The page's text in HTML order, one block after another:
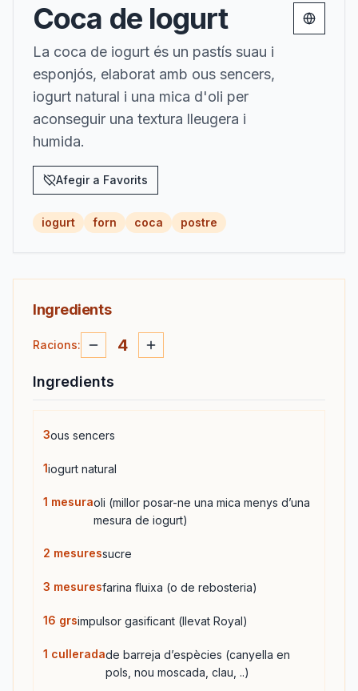
Coca de Iogurt
La coca de iogurt és un pastís suau i
esponjós, elaborat amb ous sencers,
iogurt natural i una mica d'oli per
aconseguir una textura lleugera i
humida.
Afegir a Favorits
Change
iogurt forn coca postre
Ingredients
Racions: 4
Ingredients
3ous sencers
1iogurt natural
1 mesuraoli (millor posar-ne una mica menys d’una
mesura de iogurt)
2 mesuressucre
3 mesuresfarina fluixa (o de rebosteria)
16 grsimpulsor gasificant (llevat Royal)
1 culleradade barreja d’espècies (canyella en
pols, nou moscada, clau, ..)